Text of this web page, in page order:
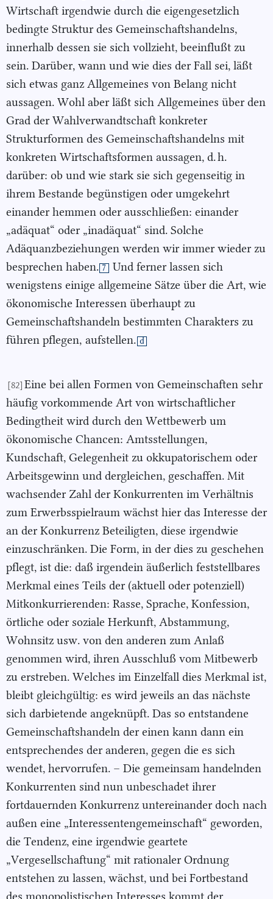
Wirtschaft irgendwie durch die eigengesetzlich
bedingte Struktur des Gemeinschaftshandelns,
innerhalb dessen sie sich vollzieht, beeinflußt zu
sein. Darüber, wann und wie dies der Fall sei, läßt
sich etwas ganz Allgemeines von Belang nicht
aussagen. Wohl aber läßt sich Allgemeines über den
Grad der Wahlverwandtschaft konkreter
Strukturformen des Gemeinschaftshandelns mit
konkreten Wirtschaftsformen aussagen, d. h.
darüber: ob und wie stark sie sich gegenseitig in
ihrem Bestande begünstigen oder umgekehrt
einander hemmen oder ausschließen: einander
„adäquat“ oder „inadäquat“ sind. Solche
Adäquanzbeziehungen werden wir immer wieder zu
besprechen haben. 7
Und ferner lassen sich
wenigstens einige allgemeine Sätze über die Art, wie
ökonomische Interessen überhaupt zu
Gemeinschaftshandeln bestimmten Charakters zu
führen pflegen, aufstellen. d
[82] Eine bei allen Formen von Gemeinschaften sehr
häufig vorkommende Art von wirtschaftlicher
Bedingtheit wird durch den Wettbewerb um
ökonomische Chancen: Amtsstellungen,
Kundschaft, Gelegenheit zu okkupatorischem oder
Arbeitsgewinn und dergleichen, geschaffen. Mit
wachsender Zahl der Konkurrenten im Verhältnis
zum Erwerbsspielraum wächst hier das Interesse der
an der Konkurrenz Beteiligten, diese irgendwie
einzuschränken. Die Form, in der dies zu geschehen
pflegt, ist die: daß irgendein äußerlich feststellbares
Merkmal eines Teils der (aktuell oder potenziell)
Mitkonkurrierenden: Rasse, Sprache, Konfession,
örtliche oder soziale Herkunft, Abstammung,
Wohnsitz usw. von den anderen zum Anlaß
genommen wird, ihren Ausschluß vom Mitbewerb
zu erstreben. Welches im Einzelfall dies Merkmal ist,
bleibt gleichgültig: es wird jeweils an das nächste
sich darbietende angeknüpft. Das so entstandene
Gemeinschaftshandeln der einen kann dann ein
entsprechendes der anderen, gegen die es sich
wendet, hervorrufen. – Die gemeinsam handelnden
Konkurrenten sind nun unbeschadet ihrer
fortdauernden Konkurrenz untereinander doch nach
außen eine „Interessentengemeinschaft“ geworden,
die Tendenz, eine irgendwie geartete
„Vergesellschaftung“ mit rationaler Ordnung
entstehen zu lassen, wächst, und bei Fortbestand
des monopolistischen Interesses kommt der